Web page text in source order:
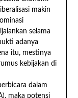
makin
selama
adanya
itu, mestinya
kebijakan di
dalam
maka potensi